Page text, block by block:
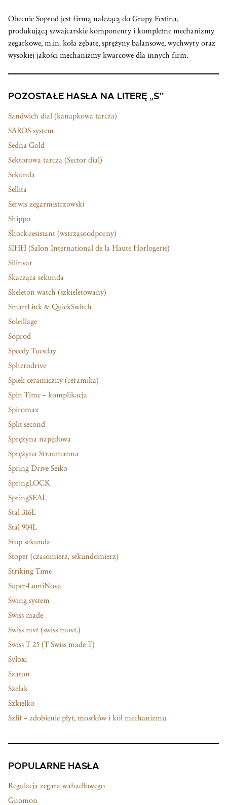
Obecnie Soprod jest firmą należącą do Grupy Festina,
produkującą szwajcarskie komponenty i kompletne mechanizmy
zegarkowe, m.in. koła zębate, sprężyny balansowe, wychwyty oraz
wysokiej jakości mechanizmy kwarcowe dla innych firm.
POZOSTAŁE HASŁA NA LITERĘ „S”
Sandwich dial (kanapkowa tarcza)
SAROS system
Sedna Gold
Sektorowa tarcza (Sector dial)
Sekunda
Sellita
Serwis zegarmistrzowski
Shippo
Shock-resistant (wstrząsoodporny)
SIHH (Salon International de la Haute Horlogerie)
Silinvar
Skacząca sekunda
Skeleton watch (szkieletowany)
SmartLink & QuickSwitch
Soleillage
Soprod
Speedy Tuesday
Spherodrive
Spiek ceramiczny (ceramika)
Spin Time – komplikacja
Spiromax
Split-second
Sprężyna napędowa
Sprężyna Straumanna
Spring Drive Seiko
SpringLOCK
SpringSEAL
Stal 316L
Stal 904L
Stop sekunda
Stoper (czasomierz, sekundomierz)
Striking Time
Super-LumiNova
Swing system
Swiss made
Swiss mvt (swiss movt.)
Swiss T 25 (T Swiss made T)
Syloxi
Szaton
Szelak
Szkiełko
Szlif – zdobienie płyt, mostków i kół mechanizmu
POPULARNE HASŁA
Regulacja zegara wahadłowego
Gnomon